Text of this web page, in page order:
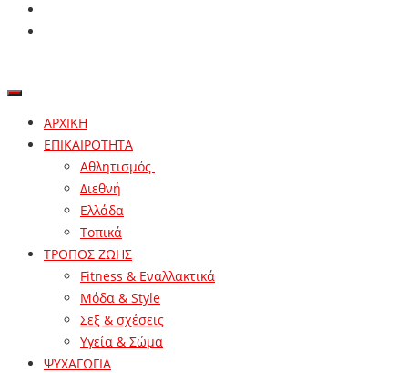
ΑΡΧΙΚΗ
ΕΠΙΚΑΙΡΟΤΗΤΑ
Αθλητισμός
Διεθνή
Ελλάδα
Τοπικά
ΤΡΟΠΟΣ ΖΩΗΣ
Fitness & Εναλλακτικά
Μόδα & Style
Σεξ & σχέσεις
Υγεία & Σώμα
ΨΥΧΑΓΩΓΙΑ